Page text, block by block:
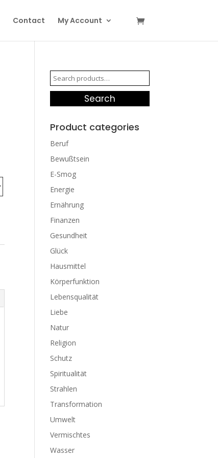
Contact My Account
Search
for:
Search
Product categories
Beruf
Bewußtsein
E-Smog
Energie
Ernährung
Finanzen
Gesundheit
Glück
Hausmittel
Körperfunktion
Lebensqualität
Liebe
Natur
Religion
Schutz
Spiritualität
Strahlen
Transformation
Umwelt
Vermischtes
Wasser